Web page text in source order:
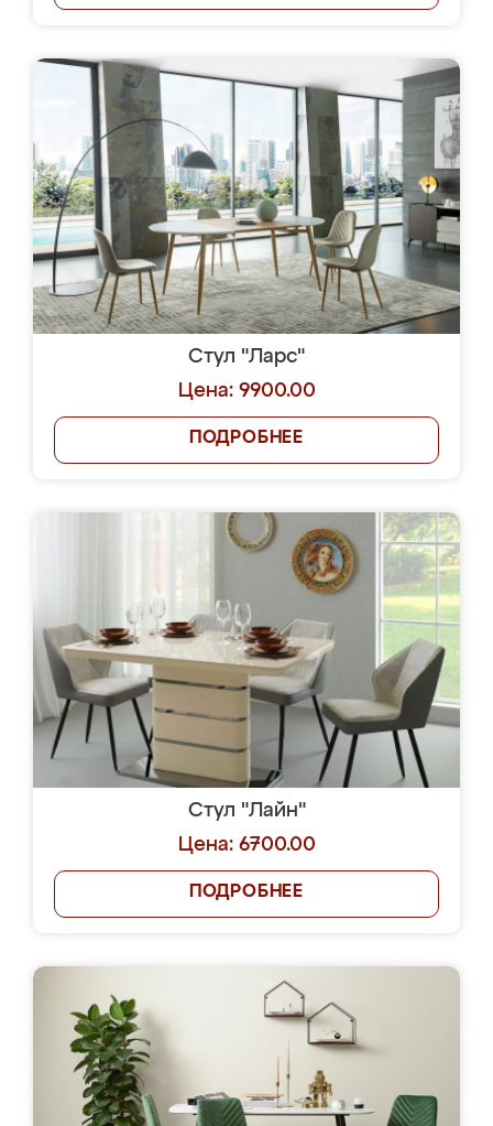
Стул "Ларс"
Цена: 9900.00
ПОДРОБНЕЕ
Стул "Лайн"
Цена: 6700.00
ПОДРОБНЕЕ